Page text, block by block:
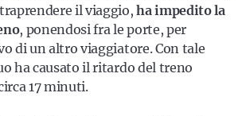
il viaggio,ha impedito la
, ponendosi fra le porte, per
di un altro viaggiatore. Con tale
ha causato il ritardo del treno
17 minuti.